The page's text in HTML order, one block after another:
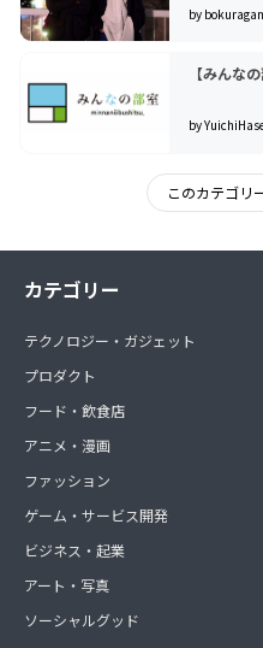
by
【みんな
by
このカテゴリ
カテゴリー
テクノロジー・ガジェット
プロダクト
フード・飲食店
アニメ・漫画
ファッション
ゲーム・サービス開発
ビジネス・起業
アート・写真
ソーシャルグッド